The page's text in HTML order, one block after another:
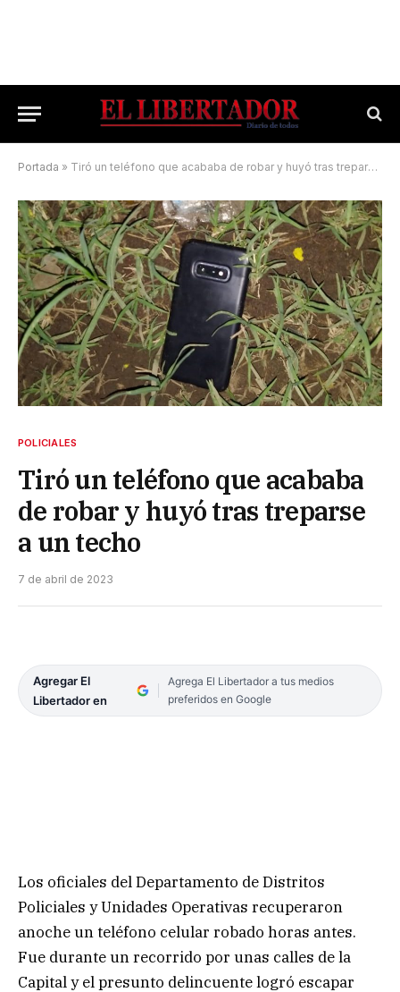
Portada » Tiró un teléfono que acababa de robar y huyó tras treparse a un techo
POLICIALES
Tiró un teléfono que acababa
de robar y huyó tras treparse
a un techo
7 de abril de 2023
Agregar El
Libertador en
Agrega El Libertador a tus medios
preferidos en Google
Los oficiales del Departamento de Distritos
Policiales y Unidades Operativas recuperaron
anoche un teléfono celular robado horas antes.
Fue durante un recorrido por unas calles de la
Capital y el presunto delincuente logró escapar